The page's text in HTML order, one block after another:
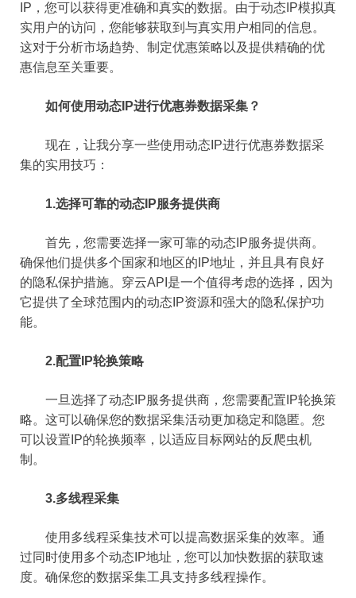
IP，您可以获得更准确和真实的数据。由于动态IP模拟真
实用户的访问，您能够获取到与真实用户相同的信息。
这对于分析市场趋势、制定优惠策略以及提供精确的优
惠信息至关重要。
如何使用动态IP进行优惠券数据采集？
现在，让我分享一些使用动态IP进行优惠券数据采
集的实用技巧：
1.选择可靠的动态IP服务提供商
首先，您需要选择一家可靠的动态IP服务提供商。
确保他们提供多个国家和地区的IP地址，并且具有良好
的隐私保护措施。穿云API是一个值得考虑的选择，因为
它提供了全球范围内的动态IP资源和强大的隐私保护功
能。
2.配置IP轮换策略
一旦选择了动态IP服务提供商，您需要配置IP轮换策
略。这可以确保您的数据采集活动更加稳定和隐匿。您
可以设置IP的轮换频率，以适应目标网站的反爬虫机
制。
3.多线程采集
使用多线程采集技术可以提高数据采集的效率。通
过同时使用多个动态IP地址，您可以加快数据的获取速
度。确保您的数据采集工具支持多线程操作。